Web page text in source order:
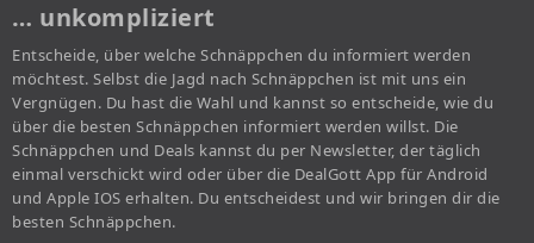
… unkompliziert
Entscheide, über welche Schnäppchen du informiert werden
möchtest. Selbst die Jagd nach Schnäppchen ist mit uns ein
Vergnügen. Du hast die Wahl und kannst so entscheide, wie du
über die besten Schnäppchen informiert werden willst. Die
Schnäppchen und Deals kannst du per Newsletter, der täglich
einmal verschickt wird oder über die DealGott App für Android
und Apple IOS erhalten. Du entscheidest und wir bringen dir die
besten Schnäppchen.